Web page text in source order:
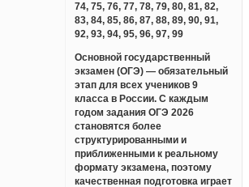
74, 75, 76, 77, 78, 79, 80, 81, 82,
83, 84, 85, 86, 87, 88, 89, 90, 91,
92, 93, 94, 95, 96, 97, 99
Основной государственный
экзамен (ОГЭ) — обязательный
этап для всех учеников 9
класса в России. С каждым
годом задания ОГЭ 2026
становятся более
структурированными и
приближенными к реальному
формату экзамена, поэтому
качественная подготовка играет